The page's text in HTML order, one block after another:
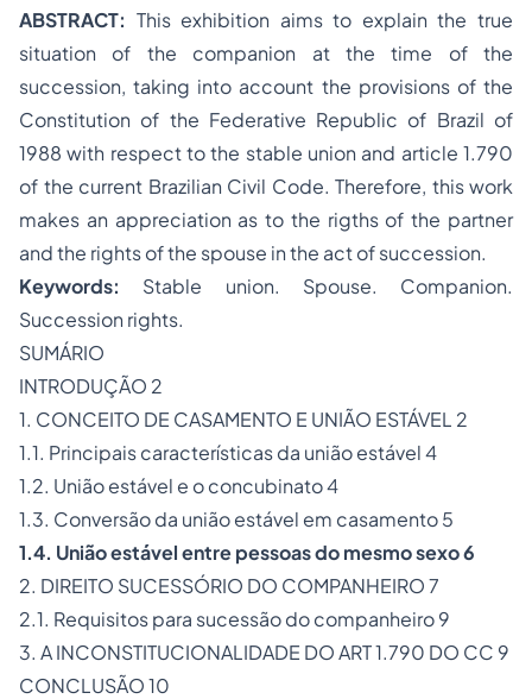
ABSTRACT: This exhibition aims to explain the true
situation of the companion at the time of the
succession, taking into account the provisions of the
Constitution of the Federative Republic of Brazil of
1988 with respect to the stable union and article 1.790
of the current Brazilian Civil Code. Therefore, this work
makes an appreciation as to the rigths of the partner
and the rights of the spouse in the act of succession.
Keywords: Stable union. Spouse. Companion.
Succession rights.
SUMÁRIO
INTRODUÇÃO 2
1. CONCEITO DE CASAMENTO E UNIÃO ESTÁVEL 2
1.1. Principais características da união estável 4
1.2. União estável e o concubinato 4
1.3. Conversão da união estável em casamento 5
1.4. União estável entre pessoas do mesmo sexo6
2. DIREITO SUCESSÓRIO DO COMPANHEIRO 7
2.1. Requisitos para sucessão do companheiro 9
3. A INCONSTITUCIONALIDADE DO ART 1.790 DO CC 9
CONCLUSÃO 10